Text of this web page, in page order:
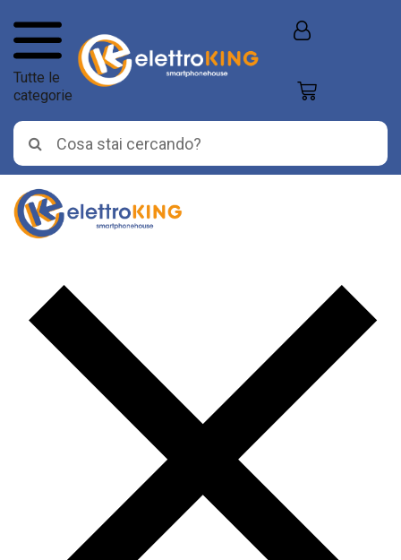
Tutte le
categorie